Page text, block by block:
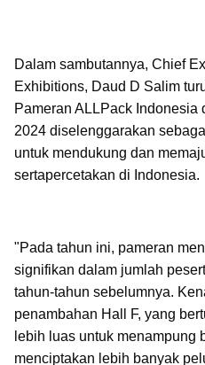
Dalam sambutannya, Chief
Exhibitions, Daud D Salim
Pameran ALLPack Indonesia
2024 diselenggarakan
untuk mendukung dan
sertapercetakan di Indonesia.
"Pada tahun ini, pameran
signifikan dalam jumlah
tahun-tahun sebelumnya.
penambahan Hall F, yang
lebih luas untuk menampung
menciptakan lebih banyak